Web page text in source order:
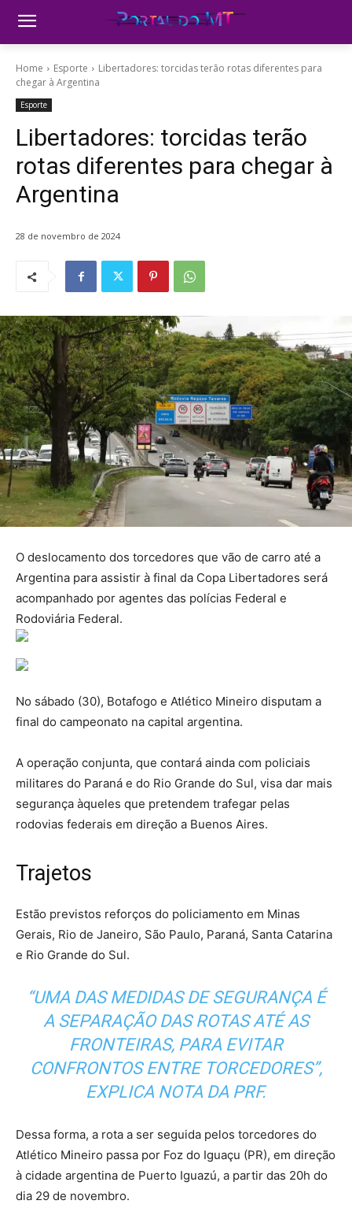
Home Esporte
Libertadores: torcidas terão rotas diferentes para
chegar à Argentina
Esporte
Libertadores: torcidas terão
rotas diferentes para chegar à
Argentina
28 de novembro de 2024
O deslocamento dos torcedores que vão de carro até a
Argentina para assistir à final da Copa Libertadores será
acompanhado por agentes das polícias Federal e
Rodoviária Federal.
No sábado (30), Botafogo e Atlético Mineiro disputam a
final do campeonato na capital argentina.
A operação conjunta, que contará ainda com policiais
militares do Paraná e do Rio Grande do Sul, visa dar mais
segurança àqueles que pretendem trafegar pelas
rodovias federais em direção a Buenos Aires.
Trajetos
Estão previstos reforços do policiamento em Minas
Gerais, Rio de Janeiro, São Paulo, Paraná, Santa Catarina
e Rio Grande do Sul.
“UMA DAS MEDIDAS DE SEGURANÇA É
A SEPARAÇÃO DAS ROTAS ATÉ AS
FRONTEIRAS, PARA EVITAR
CONFRONTOS ENTRE TORCEDORES”,
EXPLICA NOTA DA PRF.
Dessa forma, a rota a ser seguida pelos torcedores do
Atlético Mineiro passa por Foz do Iguaçu (PR), em direção
à cidade argentina de Puerto Iguazú, a partir das 20h do
dia 29 de novembro.